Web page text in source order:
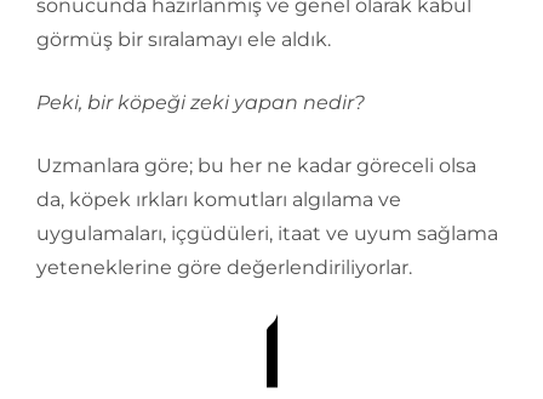
sonucunda hazırlanmış ve genel olarak kabul
görmüş bir sıralamayı ele aldık.
Peki, bir köpeği zeki yapan nedir?
Uzmanlara göre; bu her ne kadar göreceli olsa
da, köpek ırkları komutları algılama ve
uygulamaları, içgüdüleri, itaat ve uyum sağlama
yeteneklerine göre değerlendiriliyorlar.